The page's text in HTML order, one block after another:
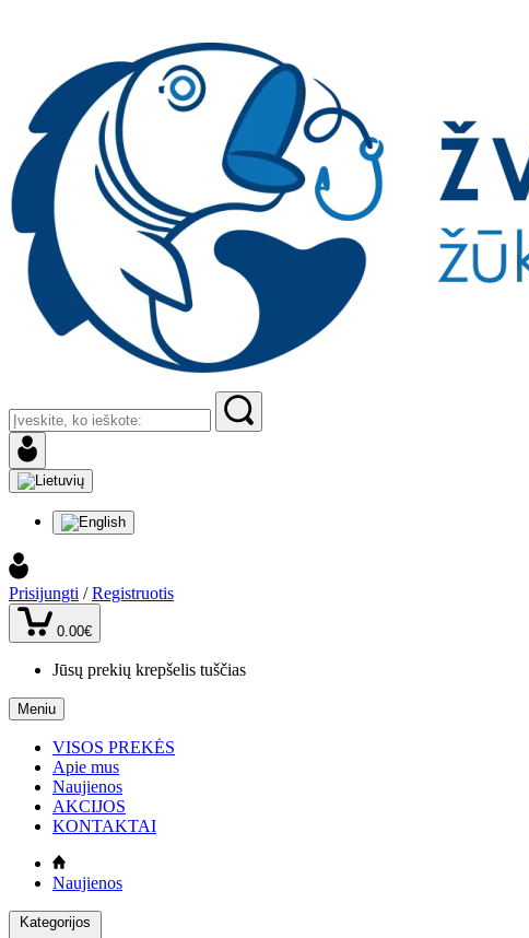
Prisijungti / Registruotis
0.00€
Jūsų prekių krepšelis tuščias
Meniu
VISOS PREKĖS
Apie mus
Naujienos
AKCIJOS
KONTAKTAI
Naujienos
Kategorijos